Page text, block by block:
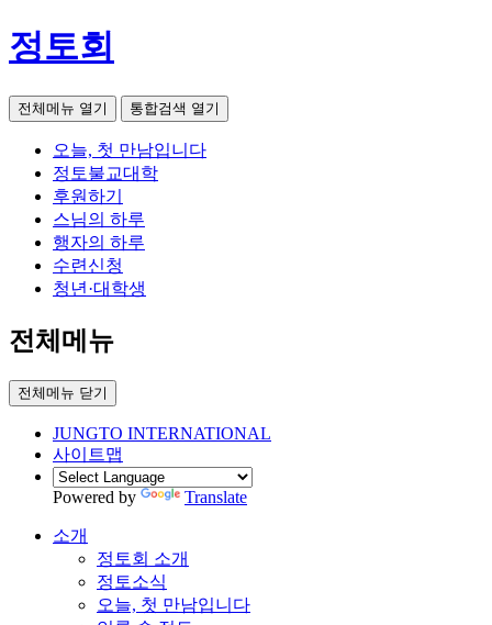
정토회
전체메뉴 열기 통합검색 열기
오늘, 첫 만남입니다
정토불교대학
후원하기
스님의 하루
행자의 하루
수련신청
청년·대학생
전체메뉴
전체메뉴 닫기
JUNGTO INTERNATIONAL
사이트맵
Powered by Translate
소개
정토회 소개
정토소식
오늘, 첫 만남입니다